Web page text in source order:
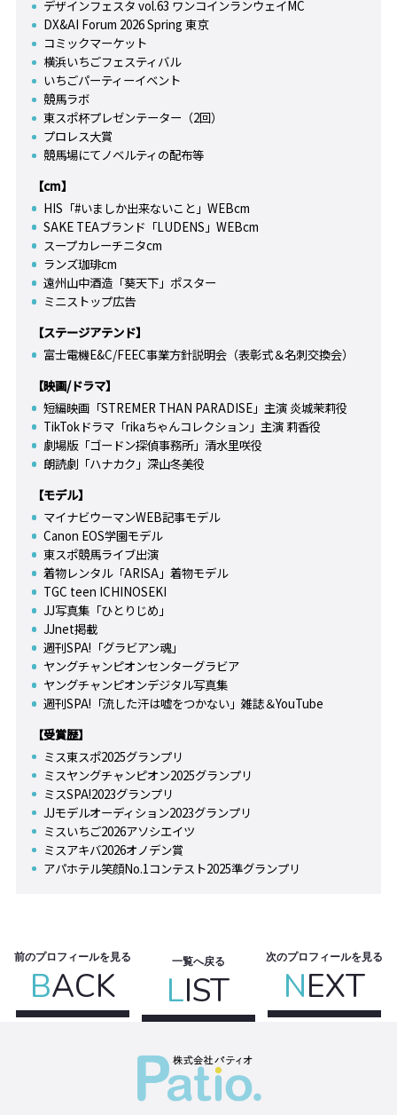
デザインフェスタ vol.63 ワンコインランウェイMC
DX&AI Forum 2026 Spring 東京
コミックマーケット
横浜いちごフェスティバル
いちごパーティーイベント
競馬ラボ
東スポ杯プレゼンテーター（2回）
プロレス大賞
競馬場にてノベルティの配布等
【cm】
HIS「#いましか出来ないこと」WEBcm
SAKE TEAブランド「LUDENS」WEBcm
スープカレーチニタcm
ランズ珈琲cm
遠州山中酒造「葵天下」ポスター
ミニストップ広告
【ステージアテンド】
富士電機E&C/FEEC事業方針説明会（表彰式＆名刺交換会）
【映画/ドラマ】
短編映画「STREMER THAN PARADISE」主演 炎城茉莉役
TikTokドラマ「rikaちゃんコレクション」主演 莉香役
劇場版「ゴードン探偵事務所」清水里咲役
朗読劇「ハナカク」深山冬美役
【モデル】
マイナビウーマンWEB記事モデル
Canon EOS学園モデル
東スポ競馬ライブ出演
着物レンタル「ARISA」着物モデル
TGC teen ICHINOSEKI
JJ写真集「ひとりじめ」
JJnet掲載
週刊SPA!「グラビアン魂」
ヤングチャンピオンセンターグラビア
ヤングチャンピオンデジタル写真集
週刊SPA!「流した汗は嘘をつかない」雑誌＆YouTube
【受賞歴】
ミス東スポ2025グランプリ
ミスヤングチャンピオン2025グランプリ
ミスSPA!2023グランプリ
JJモデルオーディション2023グランプリ
ミスいちご2026アソシエイツ
ミスアキバ2026オノデン賞
アパホテル笑顔No.1コンテスト2025準グランプリ
前のプロフィールを見る
BACK
一覧へ戻る
LIST
次のプロフィールを見る
NEXT